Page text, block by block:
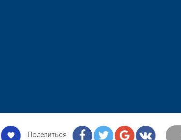
favorite Поделиться